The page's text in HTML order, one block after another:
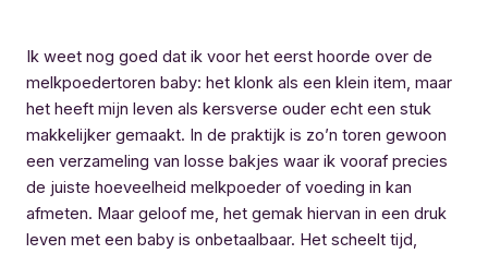
Ik weet nog goed dat ik voor het eerst hoorde over de
melkpoedertoren baby: het klonk als een klein item, maar
het heeft mijn leven als kersverse ouder echt een stuk
makkelijker gemaakt. In de praktijk is zo’n toren gewoon
een verzameling van losse bakjes waar ik vooraf precies
de juiste hoeveelheid melkpoeder of voeding in kan
afmeten. Maar geloof me, het gemak hiervan in een druk
leven met een baby is onbetaalbaar. Het scheelt tijd,